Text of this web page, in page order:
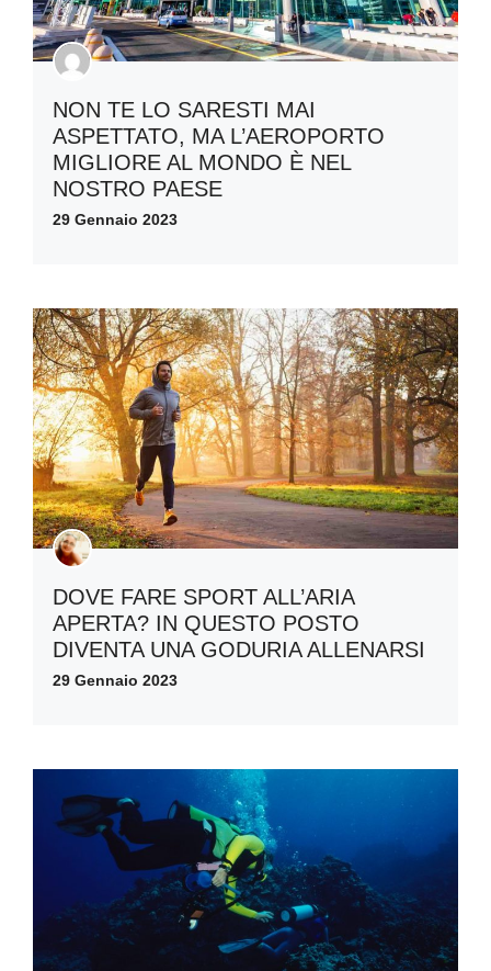
NON TE LO SARESTI MAI
ASPETTATO, MA L’AEROPORTO
MIGLIORE AL MONDO È NEL
NOSTRO PAESE
29 Gennaio 2023
DOVE FARE SPORT ALL’ARIA
APERTA? IN QUESTO POSTO
DIVENTA UNA GODURIA ALLENARSI
29 Gennaio 2023